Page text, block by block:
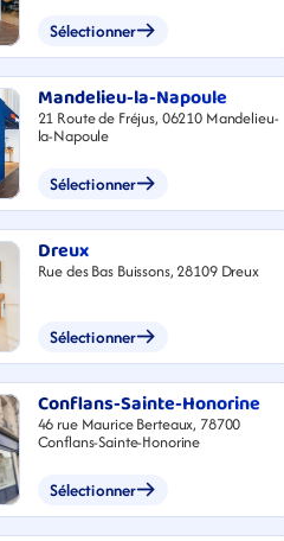
Sélectionner
Mandelieu-la-Napoule
21 Route de Fréjus, 06210 Mandelieu-
la-Napoule
Sélectionner
Dreux
Rue des Bas Buissons, 28109 Dreux
Sélectionner
Conflans-Sainte-Honorine
46 rue Maurice Berteaux, 78700
Conflans-Sainte-Honorine
Sélectionner